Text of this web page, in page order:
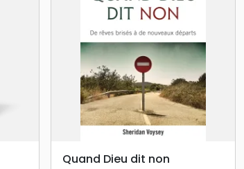
searchAPERÇU RAPIDE
Quand Dieu dit non